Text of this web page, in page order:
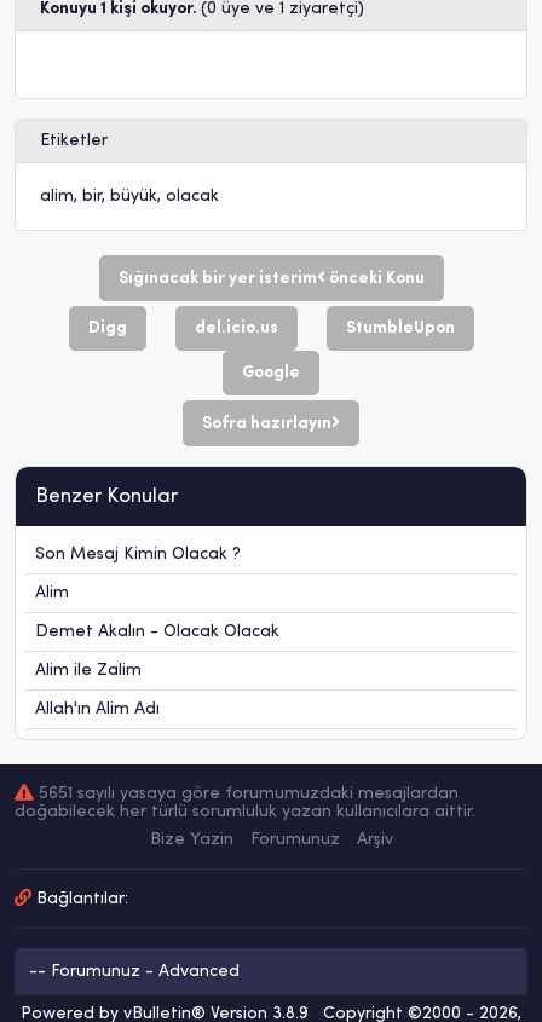
Konuyu 1 kişi okuyor. (0 üye ve 1 ziyaretçi)
Etiketler
alim, bir, büyük, olacak
Sığınacak bir yer isterim önceki Konu
Digg del.icio.us StumbleUpon
Google
Sofra hazırlayın
Benzer Konular
Son Mesaj Kimin Olacak ?
Alim
Demet Akalın - Olacak Olacak
Alim ile Zalim
Allah'ın Alim Adı
5651 sayılı yasaya göre forumumuzdaki mesajlardan
doğabilecek her türlü sorumluluk yazan kullanıcılara aittir.
Bize Yazin
Forumunuz Arşiv
Bağlantılar:
Powered by vBulletin® Version 3.8.9 Copyright ©2000 - 2026,